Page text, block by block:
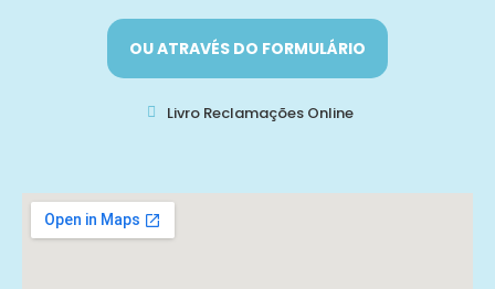
OU ATRAVÉS DO FORMULÁRIO
Livro Reclamações Online